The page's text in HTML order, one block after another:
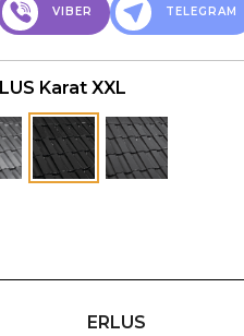
VIBER TELEGRAM
Karat XXL
ERLUS